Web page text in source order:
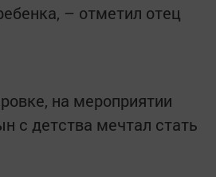
– отметил отец
на мероприятии
с детства мечтал стать